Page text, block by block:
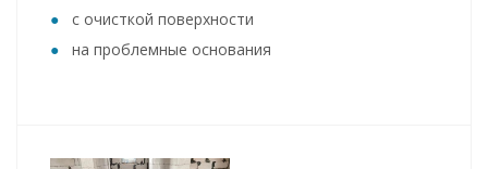
с очисткой поверхности
на проблемные основания